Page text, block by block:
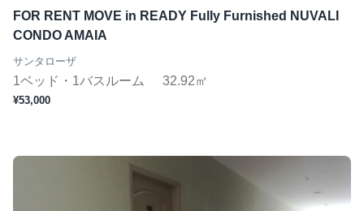
FOR RENT MOVE in READY Fully Furnished NUVALI
CONDO AMAIA
サンタローザ
1ベッド・1バスルーム 32.92㎡
¥53,000